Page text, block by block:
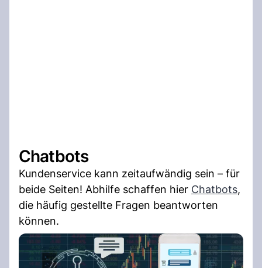
Chatbots
Kundenservice kann zeitaufwändig sein – für
beide Seiten! Abhilfe schaffen hier Chatbots,
die häufig gestellte Fragen beantworten
können.